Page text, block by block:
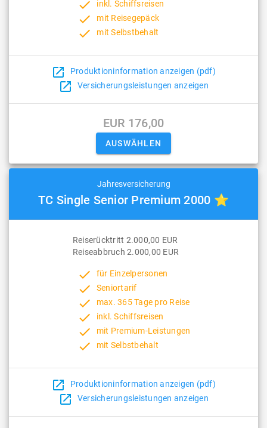
done inkl. Schiffsreisen
done mit Reisegepäck
done mit Selbstbehalt
open_in_new Produktioninformation anzeigen (pdf)
open_in_new Versicherungsleistungen anzeigen
EUR 176,00
Jahresversicherung
TC Single Senior Premium 2000 ⭐
Reiserücktritt 2.000,00 EUR
Reiseabbruch 2.000,00 EUR
done für Einzelpersonen
done Seniortarif
done max. 365 Tage pro Reise
done inkl. Schiffsreisen
done mit Premium-Leistungen
done mit Selbstbehalt
open_in_new Produktioninformation anzeigen (pdf)
open_in_new Versicherungsleistungen anzeigen